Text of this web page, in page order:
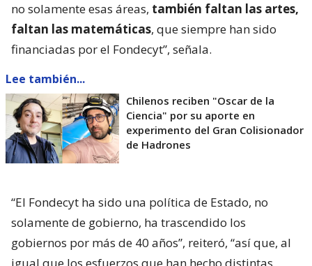
no solamente esas áreas, también faltan las artes,
faltan las matemáticas, que siempre han sido
financiadas por el Fondecyt”, señala.
Lee también...
Chilenos reciben "Oscar de la
Ciencia" por su aporte en
experimento del Gran Colisionador
de Hadrones
“El Fondecyt ha sido una política de Estado, no
solamente de gobierno, ha trascendido los
gobiernos por más de 40 años”, reiteró, “así que, al